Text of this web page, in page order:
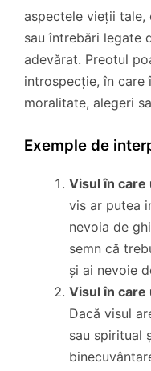
aspectele vieții tale,
sau întrebări legate
adevărat. Preotul
introspecție, în
moralitate, alegeri
Exemple de
Visul în
vis ar putea
nevoia de
semn că
și ai nevoie
Visul în care
Dacă visul
sau spiritual